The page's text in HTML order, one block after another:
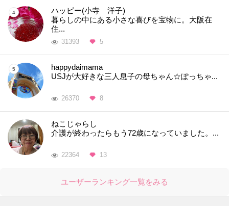
ハッピー(小寺 洋子)
暮らしの中にある小さな喜びを宝物に。大阪在
住...
31393 5
happydaimama
USJが大好きな三人息子の母ちゃん☆ぽっちゃ...
26370 8
ねこじゃらし
介護が終わったらもう72歳になっていました。...
22364 13
ユーザーランキング一覧をみる